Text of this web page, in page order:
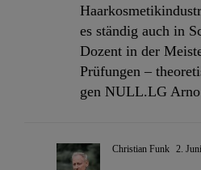
es ständig auch in
Dozent in der
Prüfungen –
gen NULL.LG
Christian Funk 2.